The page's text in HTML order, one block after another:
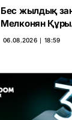
Бес жылдық
Мелконян
маңызын
06.08.2026 ∣ 18:59